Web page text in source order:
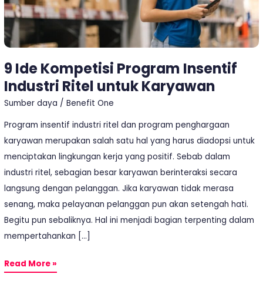
9 Ide Kompetisi Program Insentif
Industri Ritel untuk Karyawan
Sumber daya /Benefit One
Program insentif industri ritel dan program penghargaan
karyawan merupakan salah satu hal yang harus diadopsi untuk
menciptakan lingkungan kerja yang positif. Sebab dalam
industri ritel, sebagian besar karyawan berinteraksi secara
langsung dengan pelanggan. Jika karyawan tidak merasa
senang, maka pelayanan pelanggan pun akan setengah hati.
Begitu pun sebaliknya. Hal ini menjadi bagian terpenting dalam
mempertahankan […]
Karyawan
Read More »